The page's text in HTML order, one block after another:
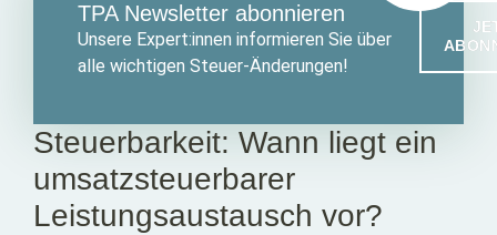
TPA Newsletter abonnieren
Unsere Expert:innen informieren Sie über
alle wichtigen Steuer-Änderungen!
Steuerbarkeit: Wann liegt ein
umsatzsteuerbarer
Leistungsaustausch vor?